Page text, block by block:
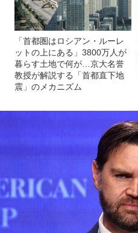
「首都圏はロシアン・ルーレ
ットの上にある」3800万人が
暮らす土地で何が…京大名誉
教授が解説する「首都直下地
震」のメカニズム